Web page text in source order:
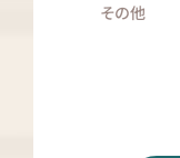
その他